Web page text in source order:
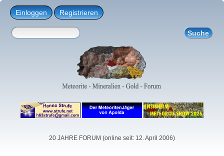
Einloggen Registrieren
20 JAHRE FORUM (online seit: 12. April 2006)